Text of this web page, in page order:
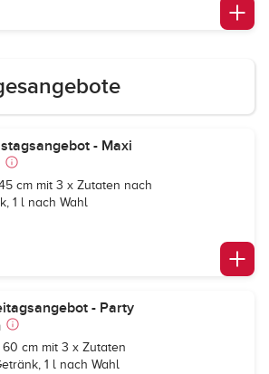
- Maxi
cm mit 3 x Zutaten nach
1 l nach Wahl
- Party
cm mit 3 x Zutaten
1 l nach Wahl